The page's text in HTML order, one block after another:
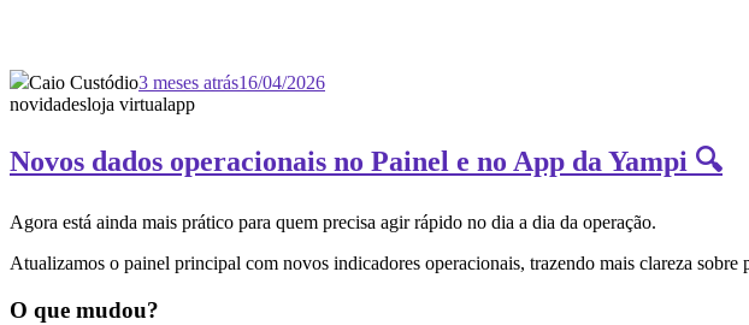
Caio Custódio3 meses atrás16/04/2026
novidadesloja virtualapp
Novos dados operacionais no Painel e no App da Yampi 🔍
Agora está ainda mais prático para quem precisa agir rápido no dia a dia da operação.
Atualizamos o painel principal com novos indicadores operacionais, trazendo mais clareza
O que mudou?